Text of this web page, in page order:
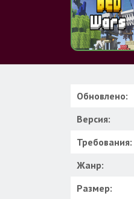
Обновлено:
Версия:
Требования:
Жанр:
Размер: